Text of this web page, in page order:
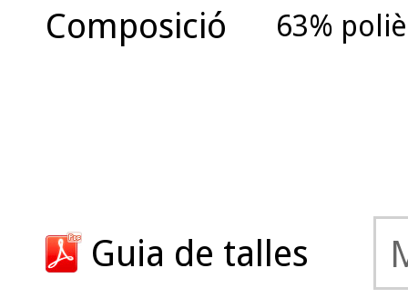
Composició 63%
Guia de talles